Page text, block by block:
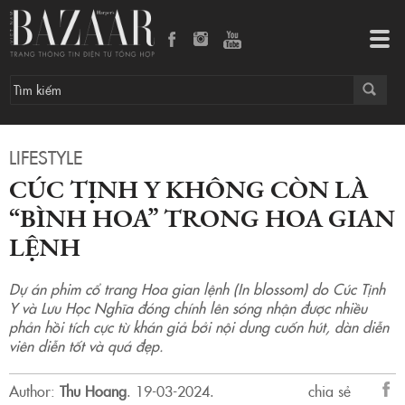
LIFESTYLE
CÚC TỊNH Y KHÔNG CÒN LÀ
“BÌNH HOA” TRONG HOA GIAN
LỆNH
Dự án phim cổ trang Hoa gian lệnh (In blossom) do Cúc Tịnh
Y và Lưu Học Nghĩa đóng chính lên sóng nhận được nhiều
phản hồi tích cực từ khán giả bởi nội dung cuốn hút, dàn diễn
viên diễn tốt và quá đẹp.
Author: Thu Hoang. 19-03-2024.
chia sẻ